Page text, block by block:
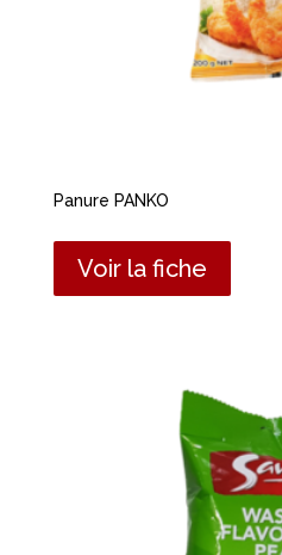
Panure PANKO
Voir la fiche